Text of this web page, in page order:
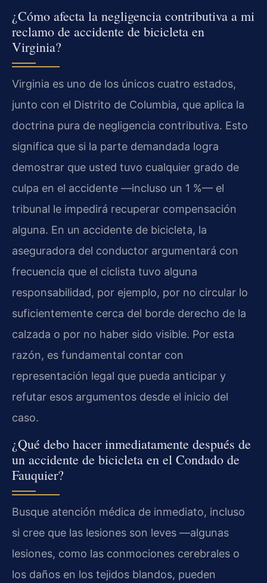
¿Cómo afecta la negligencia contributiva a mi
reclamo de accidente de bicicleta en
Virginia?
Virginia es uno de los únicos cuatro estados,
junto con el Distrito de Columbia, que aplica la
doctrina pura de negligencia contributiva. Esto
significa que si la parte demandada logra
demostrar que usted tuvo cualquier grado de
culpa en el accidente —incluso un 1 %— el
tribunal le impedirá recuperar compensación
alguna. En un accidente de bicicleta, la
aseguradora del conductor argumentará con
frecuencia que el ciclista tuvo alguna
responsabilidad, por ejemplo, por no circular lo
suficientemente cerca del borde derecho de la
calzada o por no haber sido visible. Por esta
razón, es fundamental contar con
representación legal que pueda anticipar y
refutar esos argumentos desde el inicio del
caso.
¿Qué debo hacer inmediatamente después de
un accidente de bicicleta en el Condado de
Fauquier?
Busque atención médica de inmediato, incluso
si cree que las lesiones son leves —algunas
lesiones, como las conmociones cerebrales o
los daños en los tejidos blandos, pueden